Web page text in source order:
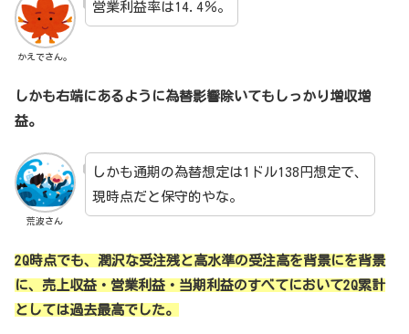
かえでさん。
営業利益率は14.4％。
しかも右端にあるように為替影響除いてもしっかり増収増
益。
荒波さん
しかも通期の為替想定は1ドル138円想定で、
現時点だと保守的やな。
2Q時点でも、潤沢な受注残と高水準の受注高を背景にを背景
に、売上収益・営業利益・当期利益のすべてにおいて2Q累計
としては過去最高でした。